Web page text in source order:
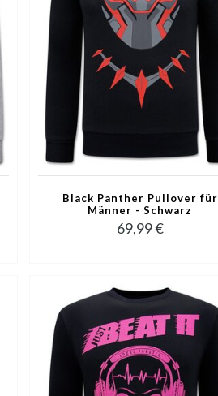
Black Panther Pullover für
Männer - Schwarz
69,99 €